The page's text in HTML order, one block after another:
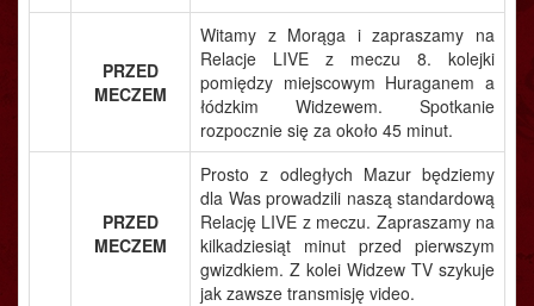
PRZED
MECZEM
Witamy z Morąga i zapraszamy na
Relacje LIVE z meczu 8. kolejki
pomiędzy miejscowym Huraganem a
łódzkim Widzewem. Spotkanie
rozpocznie się za około 45 minut.
PRZED
MECZEM
Prosto z odległych Mazur będziemy
dla Was prowadzili naszą standardową
Relację LIVE z meczu. Zapraszamy na
kilkadziesiąt minut przed pierwszym
gwizdkiem. Z kolei Widzew TV szykuje
jak zawsze transmisję video.